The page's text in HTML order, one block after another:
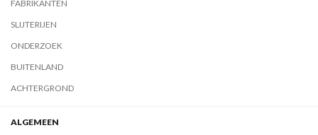
FABRIKANTEN
SLIJTERIJEN
ONDERZOEK
BUITENLAND
ACHTERGROND
ALGEMEEN